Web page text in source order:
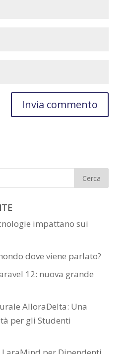
impattano sui
dove viene parlato?
12: nuova grande
AlloraDelta: Una
per gli Studenti